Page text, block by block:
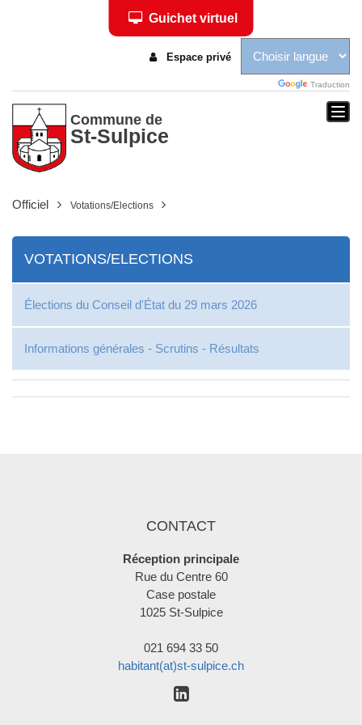
Traduction
Espace privé
Guichet virtuel
Commune de
St-Sulpice
Officiel Votations/Elections
VOTATIONS/ELECTIONS
Élections du Conseil d'État du 29 mars 2026
Informations générales - Scrutins - Résultats
CONTACT
Réception principale
Rue du Centre 60
Case postale
1025 St-Sulpice
021 694 33 50
habitant(at)st-sulpice.ch